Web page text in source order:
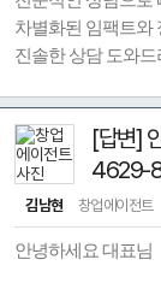
차별화된 임팩트와
진솔한 상담 도와
[답변]
4629-
김남현 창업에이전트
안녕하세요 대표님